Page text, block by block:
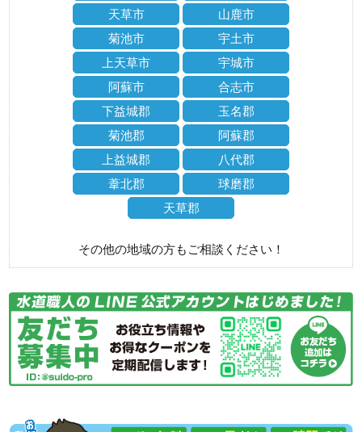
天草市
山鹿市
菊池市
宇土市
上天草市
宇城市
阿蘇市
合志市
下益城郡
玉名郡
菊池郡
阿蘇郡
上益城郡
八代郡
葦北郡
球磨郡
天草郡
その他の地域の方もご相談ください！